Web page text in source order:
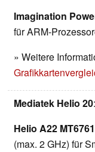
Imagination
für ARM-
» Weitere
Mediatek Helio 20:
Helio A22 MT6761
(max. 2 GHz) für